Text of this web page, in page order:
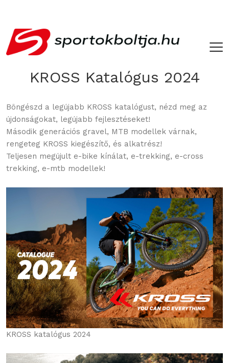
KROSS Katalógus 2024
Böngészd a legújabb KROSS katalógust, nézd meg az
újdonságokat, legújabb fejlesztéseket!
Második generációs gravel, MTB modellek várnak,
rengeteg KROSS kiegészítő, és alkatrész!
Teljesen megújult e-bike kínálat, e-trekking, e-cross
trekking, e-mtb modellek!
KROSS katalógus 2024